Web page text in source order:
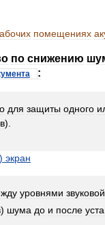
помещениях
по снижению
:
для защиты одного
).
) экран
уровнями звуковой
) шума до и после